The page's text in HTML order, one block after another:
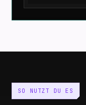
SO NUTZT DU ES